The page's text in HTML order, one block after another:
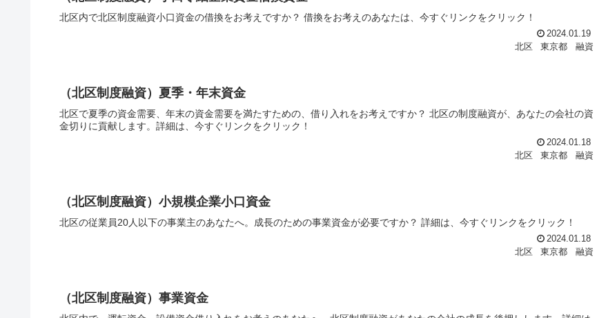
北区内で北区制度融資小口資金の借換をお考えですか？ 借換をお考えのあなたは、今すぐリンクをクリック！
2024.01.19
北区
東京都 融資
（北区制度融資）夏季・年末資金
北区で夏季の資金需要、年末の資金需要を満たすための、借り入れをお考えですか？ 北区の制度融資が、あなたの会社の資
金切りに貢献します。詳細は、今すぐリンクをクリック！
2024.01.18
北区
東京都 融資
（北区制度融資）小規模企業小口資金
北区の従業員20人以下の事業主のあなたへ。成長のための事業資金が必要ですか？ 詳細は、今すぐリンクをクリック！
2024.01.18
北区
東京都 融資
（北区制度融資）事業資金